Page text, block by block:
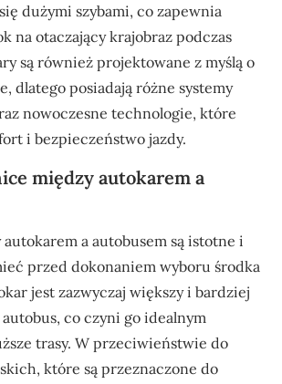
dużymi szybami, co zapewnia
na otaczający krajobraz podczas
są również projektowane z myślą o
dlatego posiadają różne systemy
nowoczesne technologie, które
i bezpieczeństwo jazdy.
między autokarem a
a autobusem są istotne i
przed dokonaniem wyboru środka
jest zazwyczaj większy i bardziej
co czyni go idealnym
trasy. W przeciwieństwie do
które są przeznaczone do